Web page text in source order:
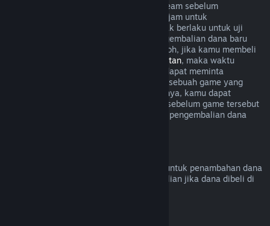
Ketika kamu membeli sebuah game di Steam sebelum
perilisannya, aturan bermain selama dua jam untuk
pengembalian dana akan diterapkan (tidak berlaku untuk uji
beta). Namun, periode 14 hari untuk pengembalian dana baru
dimulai sejak produk dirilis. Sebagai contoh, jika kamu membeli
Akses Lanjutan, maka waktu
bermain dua jam akan diterapkan untuk dapat meminta
pengembalian dana. Jika kamu pre-order sebuah game yang
tidak dapat dimainkan sebelum perilisannya, kamu dapat
meminta pengembalian dana kapan saja sebelum game tersebut
dirilis, dan periode 14 hari/dua jam untuk pengembalian dana
Kamu bisa meminta pengembalian dana untuk penambahan dana
Steam Wallet dalam 14 hari sejak pembelian jika dana dibeli di